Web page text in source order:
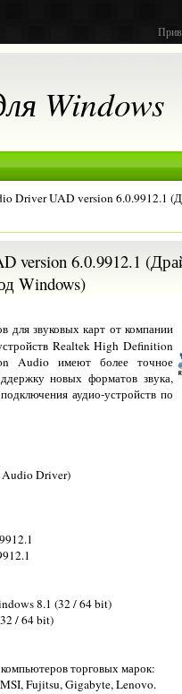
Windows
Driver UAD version 6.0.9912.1
version 6.0.9912.1
Windows)
для звуковых карт от компании
Realtek High Definition
Audio имеют более точное
новых форматов звука,
аудио-устройств по
Driver)
8.1 (32 / 64 bit)
/ 64 bit)
торговых марок:
Fujitsu, Gigabyte, Lenovo.